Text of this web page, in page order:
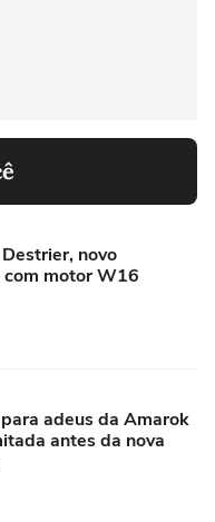
novo
motor W16
adeus da Amarok
antes da nova